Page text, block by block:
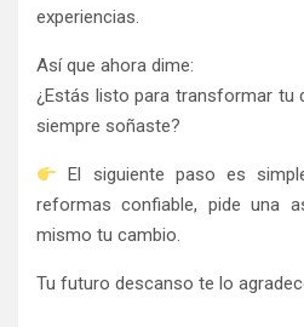
experiencias.
Así que ahora dime:
¿Estás listo para transformar tu
siempre soñaste?
El siguiente paso es
reformas confiable, pide una
mismo tu cambio.
Tu futuro descanso te lo